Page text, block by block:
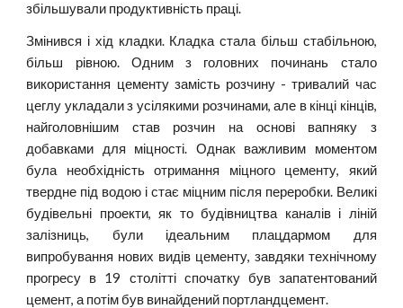
збільшували продуктивність праці.
Змінився і хід кладки. Кладка стала більш стабільною,
більш рівною. Одним з головних починань стало
використання цементу замість розчину - тривалий час
цеглу укладали з усілякими розчинами, але в кінці кінців,
найголовнішим став розчин на основі вапняку з
добавками для міцності. Однак важливим моментом
була необхідність отримання міцного цементу, який
твердне під водою і стає міцним після переробки. Великі
будівельні проекти, як то будівництва каналів і ліній
залізниць, були ідеальним плацдармом для
випробування нових видів цементу, завдяки технічному
прогресу в 19 столітті спочатку був запатентований
цемент, а потім був винайдений портландцемент.